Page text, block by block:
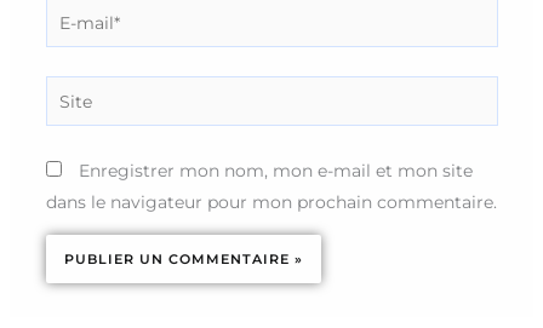
E-
mail*
Site
Enregistrer mon nom, mon e-mail et mon site
dans le navigateur pour mon prochain commentaire.